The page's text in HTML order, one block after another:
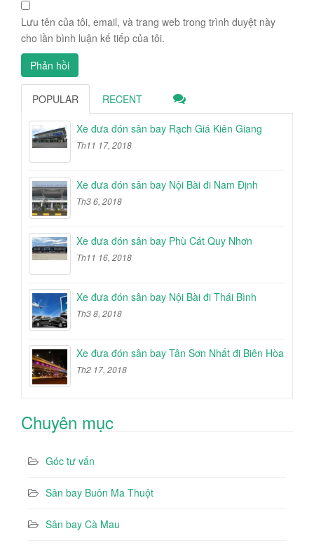
Lưu tên của tôi, email, và trang web trong trình duyệt này
cho lần bình luận kế tiếp của tôi.
POPULAR RECENT
Xe đưa đón sân bay Rạch Giá Kiên Giang
Th11 17, 2018
Xe đưa đón sân bay Nội Bài đi Nam Định
Th3 6, 2018
Xe đưa đón sân bay Phù Cát Quy Nhơn
Th11 16, 2018
Xe đưa đón sân bay Nội Bài đi Thái Bình
Th3 8, 2018
Xe đưa đón sân bay Tân Sơn Nhất đi Biên Hòa
Th2 17, 2018
Chuyên mục
Góc tư vấn
Sân bay Buôn Ma Thuột
Sân bay Cà Mau